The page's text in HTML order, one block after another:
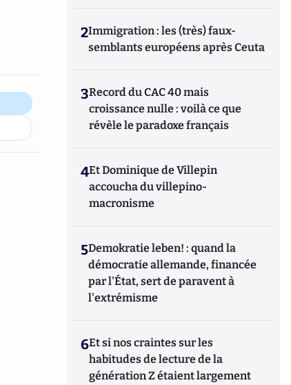
2Immigration : les (très) faux-
semblants européens après Ceuta
3Record du CAC 40 mais
croissance nulle : voilà ce que
révèle le paradoxe français
4Et Dominique de Villepin
accoucha du villepino-
macronisme
5Demokratie leben! : quand la
démocratie allemande, financée
par l'État, sert de paravent à
l'extrémisme
6Et si nos craintes sur les
habitudes de lecture de la
génération Z étaient largement